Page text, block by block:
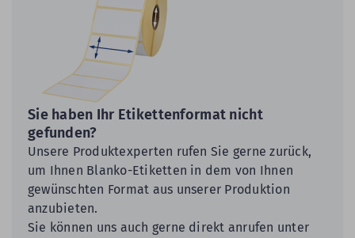
Sie haben Ihr Etikettenformat nicht
gefunden?
Unsere Produktexperten rufen Sie gerne zurück,
um Ihnen Blanko-Etiketten in dem von Ihnen
gewünschten Format aus unserer Produktion
anzubieten.
Sie können uns auch gerne direkt anrufen unter